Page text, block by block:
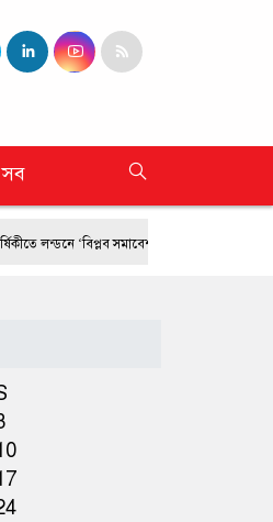
সব
‘বিপ্লব সমাবেশ’ ফ্রান্সে দাবানলের তাণ্ডব